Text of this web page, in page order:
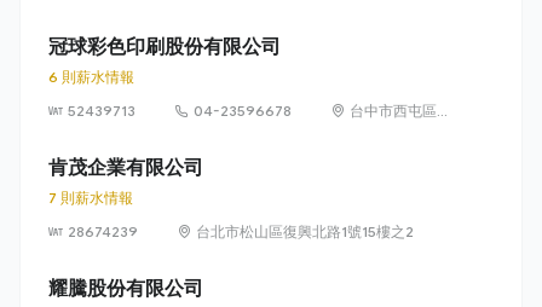
冠球彩色印刷股份有限公司
6 則薪水情報
52439713
04-23596678
台中市西屯區協
肯茂企業有限公司
7 則薪水情報
28674239
台北市松山區復興北路1號15樓之2
耀騰股份有限公司